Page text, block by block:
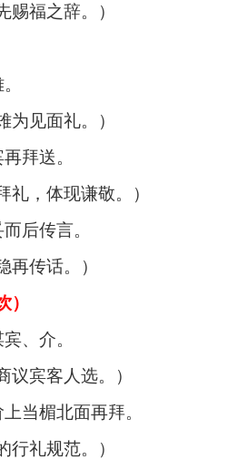
赐福之辞。）
为见面礼。）
拜送。
礼，体现谦敬。）
后传言。
再传话。）
、介。
议宾客人选。）
当楣北面再拜。
行礼规范。）